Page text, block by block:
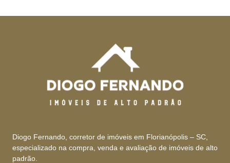
Diogo Fernando, corretor de imóveis em Florianópolis – SC,
especializado na compra, venda e avaliação de imóveis de alto
padrão.